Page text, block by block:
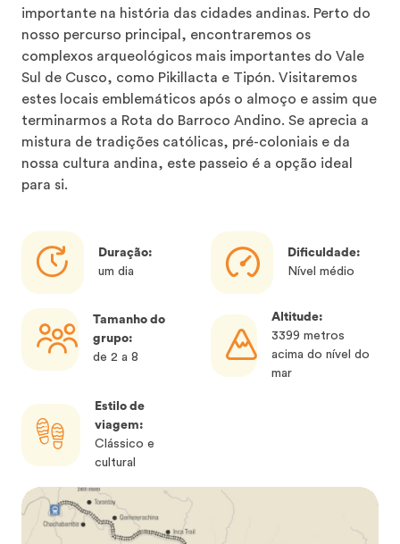
importante na história das cidades andinas. Perto do
nosso percurso principal, encontraremos os
complexos arqueológicos mais importantes do Vale
Sul de Cusco, como Pikillacta e Tipón. Visitaremos
estes locais emblemáticos após o almoço e assim que
terminarmos a Rota do Barroco Andino. Se aprecia a
mistura de tradições católicas, pré-coloniais e da
nossa cultura andina, este passeio é a opção ideal
para si.
Duração:
um dia
Dificuldade:
Nível médio
Tamanho do
grupo:
de 2 a 8
Altitude:
3399 metros
acima do nível do
mar
Estilo de
viagem:
Clássico e
cultural